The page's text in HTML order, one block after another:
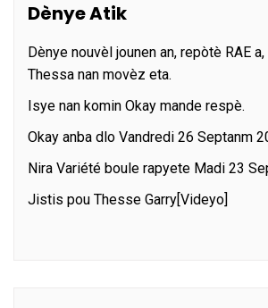
Dènye Atik
Dènye nouvèl jounen an, repòtè RAE
Thessa nan movèz eta.
Isye nan komin Okay mande respè.
Okay anba dlo Vandredi 26 Septanm
Nira Variété boule rapyete Madi 23
Jistis pou Thesse Garry[Videyo]